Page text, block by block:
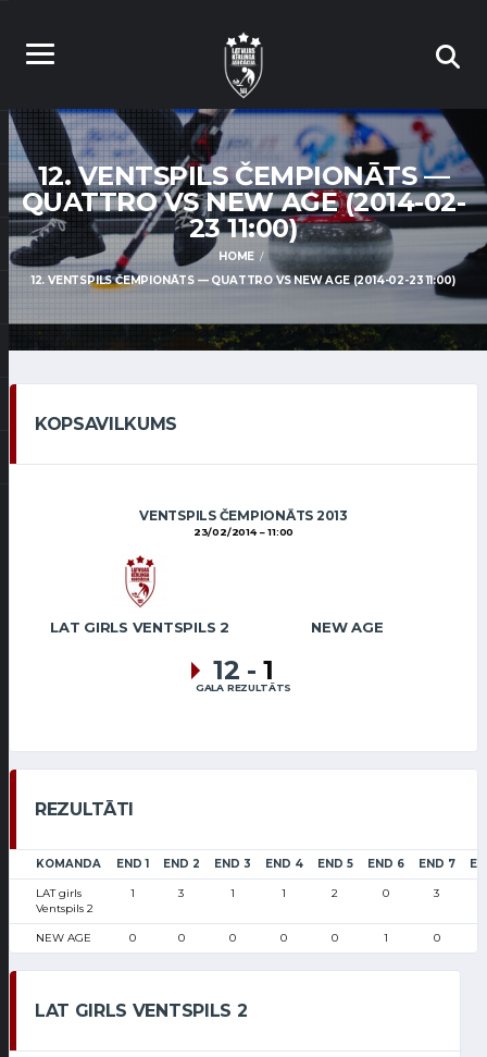
12. VENTSPILS ČEMPIONĀTS —
QUATTRO VS NEW AGE (2014-02-
23 11:00)
HOME
12. VENTSPILS ČEMPIONĀTS — QUATTRO VS NEW AGE (2014-02-23 11:00)
KOPSAVILKUMS
VENTSPILS ČEMPIONĀTS 2013
23/02/2014 11:00
LAT GIRLS VENTSPILS 2 NEW AGE
12 - 1
GALA REZULTĀTS
REZULTĀTI
KOMANDA END 1 END 2 END 3 END 4 END 5 END 6 END 7
LAT girls
Ventspils 2
1 3 1 1 2 0 3
NEW AGE 0 0 0 0 0 1 0
LAT GIRLS VENTSPILS 2